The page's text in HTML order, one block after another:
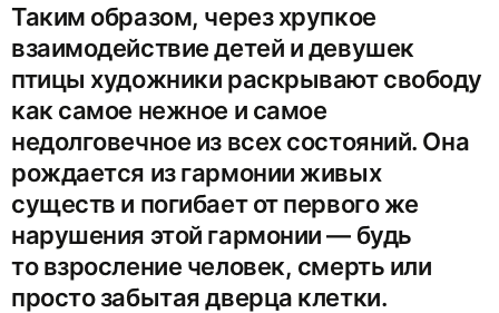
Таким образом, через хрупкое
взаимодействие детей и девушек
птицы художники раскрывают свободу
как самое нежное и самое
недолговечное из всех состояний. Она
рождается из гармонии живых
существ и погибает от первого же
нарушения этой гармонии — будь
то взросление человек, смерть или
просто забытая дверца клетки.